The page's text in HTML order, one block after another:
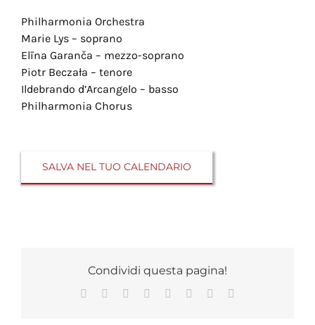
Philharmonia Orchestra
Marie Lys – soprano
Elīna Garanča – mezzo-soprano
Piotr Beczała – tenore
Ildebrando d’Arcangelo – basso
Philharmonia Chorus
SALVA NEL TUO CALENDARIO
Condividi questa pagina!
Facebook Reddit LinkedIn
TumblrPinterest